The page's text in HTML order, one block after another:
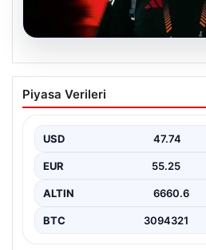
07.08.2026
Manchester United
Altay Bayındır’ın yeni
Piyasa Verileri
USD 47.74
EUR 55.25
ALTIN 6660.6
BTC 3094321